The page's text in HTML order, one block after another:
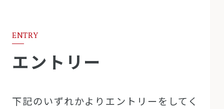
ENTRY
エントリー
下記のいずれかよりエントリーをしてく